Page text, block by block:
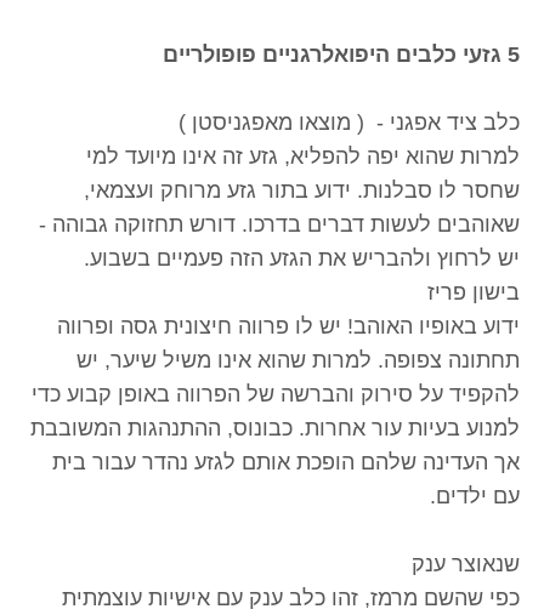
5 גזעי כלבים היפואלרגניים פופולריים
כלב ציד אפגני - ( מוצאו מאפגניסטן )
למרות שהוא יפה להפליא, גזע זה אינו מיועד למי
שחסר לו סבלנות. ידוע בתור גזע מרוחק ועצמאי,
שאוהבים לעשות דברים בדרכו. דורש תחזוקה גבוהה -
יש לרחוץ ולהבריש את הגזע הזה פעמיים בשבוע.
בישון פריז
ידוע באופיו האוהב! יש לו פרווה חיצונית גסה ופרווה
תחתונה צפופה. למרות שהוא אינו משיל שיער, יש
להקפיד על סירוק והברשה של הפרווה באופן קבוע כדי
למנוע בעיות עור אחרות. כבונוס, ההתנהגות המשובבת
אך העדינה שלהם הופכת אותם לגזע נהדר עבור בית
עם ילדים.
שנאוצר ענק
כפי שהשם מרמז, זהו כלב ענק עם אישיות עוצמתית